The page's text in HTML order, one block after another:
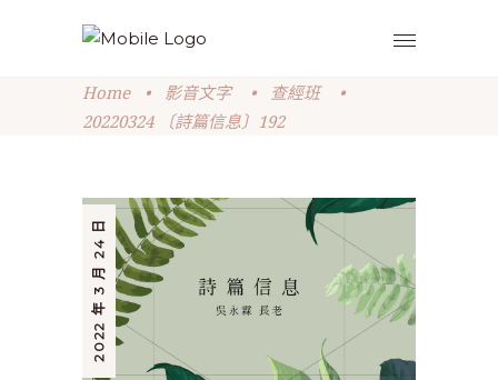
Home • 影音文字 • 查經班
•
20220324 〔詩篇信息〕192
2022 年 3 月 24 日